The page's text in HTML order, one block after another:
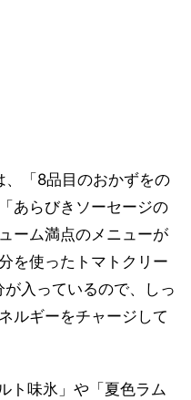
、「8品目のおかずをの
あらびきソーセージの
ーム満点のメニューが
を使ったトマトクリー
入っているので、しっ
ルギーをチャージして
ト味氷」や「夏色ラム